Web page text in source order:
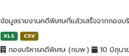
ข้อมูลรายงานคดีพิเศษที่แล้วเสร็จจากกอง
XLS CSV
กองบริหารคดีพิเศษ (กบพ.) 10 มิถุนา